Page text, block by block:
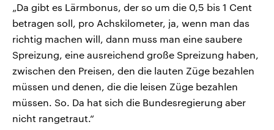
„Da gibt es Lärmbonus, der so um die 0,5 bis 1 Cent
betragen soll, pro Achskilometer, ja, wenn man das
richtig machen will, dann muss man eine saubere
Spreizung, eine ausreichend große Spreizung haben,
zwischen den Preisen, den die lauten Züge bezahlen
müssen und denen, die die leisen Züge bezahlen
müssen. So. Da hat sich die Bundesregierung aber
nicht rangetraut.“